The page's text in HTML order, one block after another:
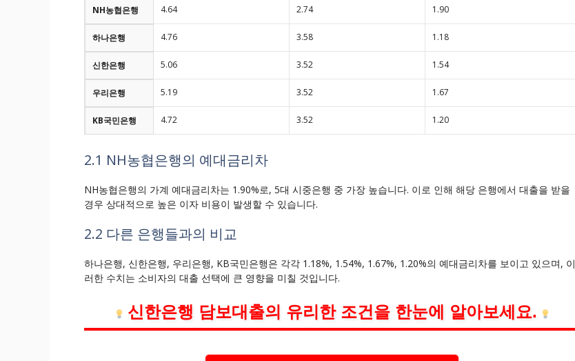
NH농협은행 4.64 2.74 1.90
하나은행 4.76 3.58 1.18
신한은행 5.06 3.52 1.54
우리은행 5.19 3.52 1.67
KB국민은행 4.72 3.52 1.20
2.1 NH농협은행의 예대금리차
NH농협은행의 가계 예대금리차는 1.90%로, 5대 시중은행 중 가장 높습니다. 이로 인해 해당 은행에서 대출을 받을
경우 상대적으로 높은 이자 비용이 발생할 수 있습니다.
2.2 다른 은행들과의 비교
하나은행, 신한은행, 우리은행, KB국민은행은 각각 1.18%, 1.54%, 1.67%, 1.20%의 예대금리차를 보이고 있으며, 이
러한 수치는 소비자의 대출 선택에 큰 영향을 미칠 것입니다.
신한은행 담보대출의 유리한 조건을 한눈에 알아보세요.